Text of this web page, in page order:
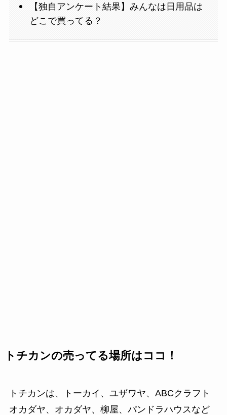
【独自アンケート結果】みんなは日用品は
どこで買ってる？
トチカンの売ってる場所はココ！
トチカンは、トーカイ、ユザワヤ、ABCクラフト
オカダヤ、オカダヤ、柳屋、パンドラハウスなど